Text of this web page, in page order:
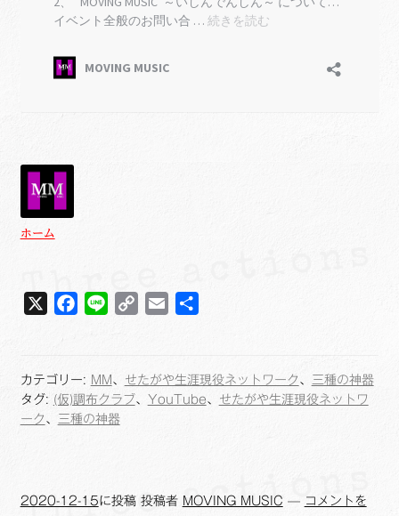
ホーム
X
b
o
e
y
i
l
カテゴリー: MM 、 せたがや生涯現役ネットワーク 、
三種の神器
タグ: (仮)調布クラブ、 YouTube、 せたがや生涯現役ネットワ
ーク 、 三種の神器
2020-12-15に投稿 投稿者 MOVING MUSIC — コメントを